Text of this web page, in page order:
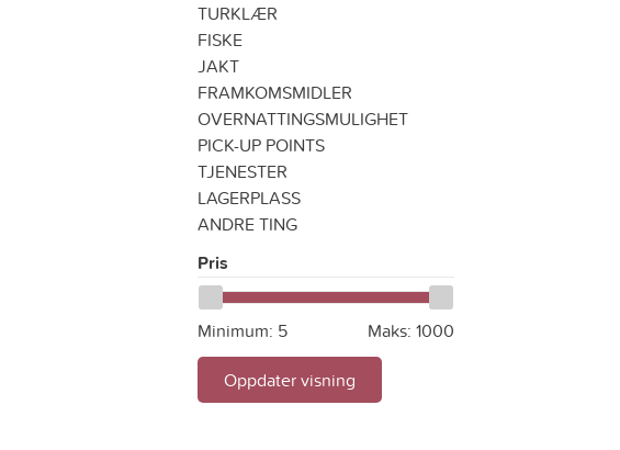
TURKLÆR
FISKE
JAKT
FRAMKOMSMIDLER
OVERNATTINGSMULIGHET
PICK-UP POINTS
TJENESTER
LAGERPLASS
ANDRE TING
Pris
Minimum: 5 Maks: 1000
Oppdater visning